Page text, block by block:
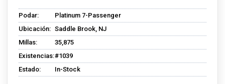
Podar:
Platinum 7-Passenger
Ubicación: Saddle Brook, NJ
Millas:
35,875
Existencias:#1039
Estado:
In-Stock